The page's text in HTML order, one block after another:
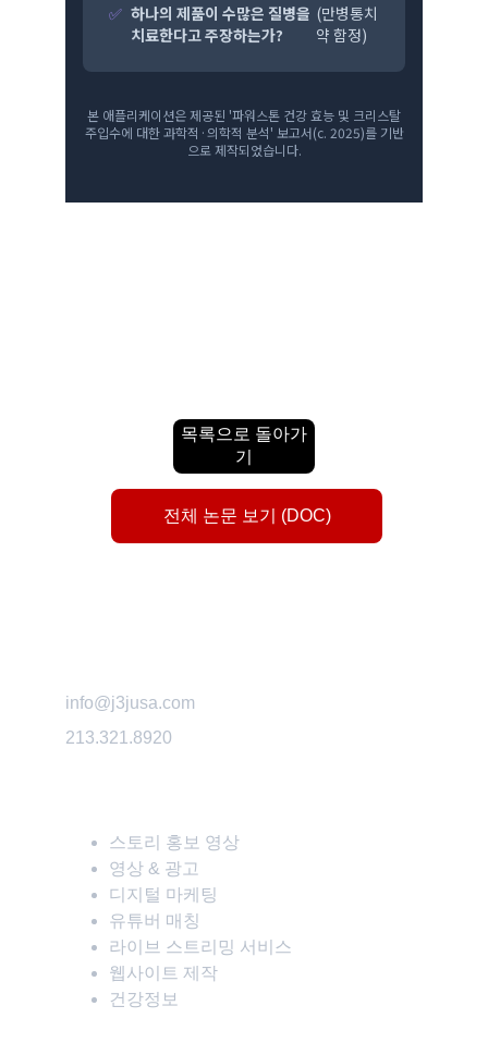
목록으로 돌아가
기
전체 논문 보기 (DOC)
info@j3jusa.com
213.321.8920
스토리 홍보 영상
영상 & 광고
디지털 마케팅
유튜버 매칭
라이브 스트리밍 서비스
웹사이트 제작
건강정보